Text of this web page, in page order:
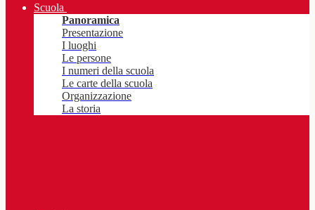
Scuola
Panoramica
Presentazione
I luoghi
Le persone
I numeri della scuola
Le carte della scuola
Organizzazione
La storia